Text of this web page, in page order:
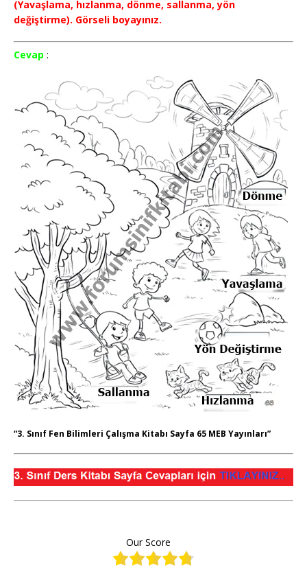
(Yavaşlama, hızlanma, dönme, sallanma, yön
değiştirme). Görseli boyayınız.
Cevap :
“3. Sınıf Fen Bilimleri Çalışma Kitabı Sayfa 65 MEB Yayınları”
Our Score